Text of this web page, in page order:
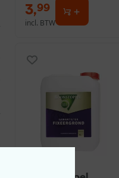
3,99
incl. BTW